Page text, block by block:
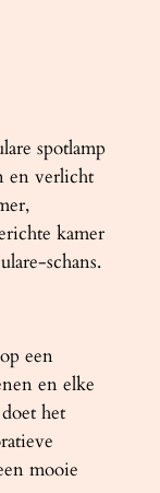
spotlamp
en verlicht
kamer
schans.
een
en elke
het
mooie